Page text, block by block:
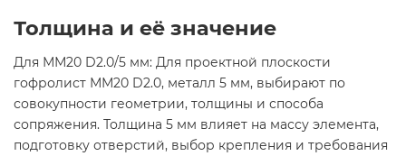
Толщина и её значение
Для ММ20 D2.0/5 мм: Для проектной плоскости
гофролист ММ20 D2.0, металл 5 мм, выбирают по
совокупности геометрии, толщины и способа
сопряжения. Толщина 5 мм влияет на массу элемента,
подготовку отверстий, выбор крепления и требования